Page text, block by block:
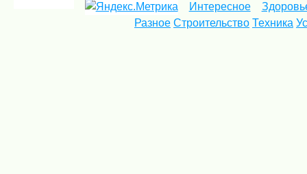
Интересное
Разное Строительство Техника